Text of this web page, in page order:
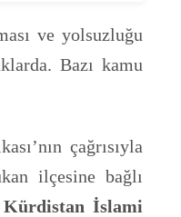
ve yolsuzluğu
Bazı kamu
çağrısıyla
ilçesine bağlı
İslami